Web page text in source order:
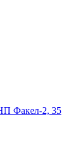
Факел-2, 35